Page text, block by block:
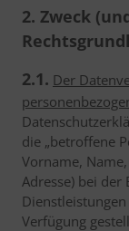
2. Zweck
2.1. Der
die „betroffene
Vorname,
Adresse) bei
Verfügung